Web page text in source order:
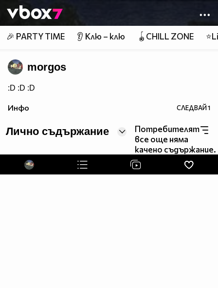
👾
🎉 PARTY TIME 👂 Клю – клю 🪀CHILL ZONE
morgos
:D :D :D
Инфо СЛЕДВАЙ1
Лично съдържание
Потребителят
все още няма
качено съдържание.